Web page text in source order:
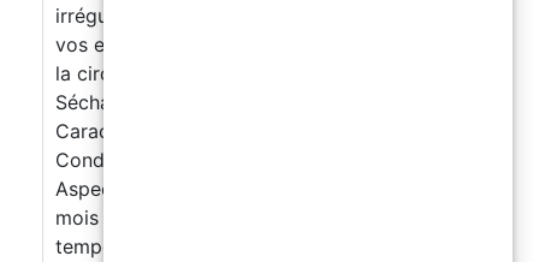
irrégulières ou endommagées Teintable selon
vos envies Résistant au piétinement et même à
la circulation (2 couches recommandées)
Séchage rapide Consommation et
Caractéristiques Techniques :
Conditionnement : Kit A+B de 5,5 kg / 11 kg
Aspect : Finition satinée Conservation : 12
mois dans l’emballage d’origine, à une
température comprise entre +5°C et +30°C